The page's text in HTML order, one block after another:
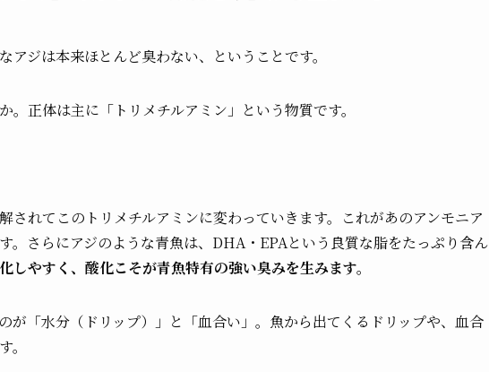
アジは本来ほとんど臭わない、ということです。
正体は主に「トリメチルアミン」という物質です。
されてこのトリメチルアミンに変わっていきます。これがあのアンモニア
。さらにアジのような青魚は、DHA・EPAという良質な脂をたっぷり含ん
しやすく、酸化こそが青魚特有の強い臭みを生みます。
が「水分（ドリップ）」と「血合い」。魚から出てくるドリップや、血合